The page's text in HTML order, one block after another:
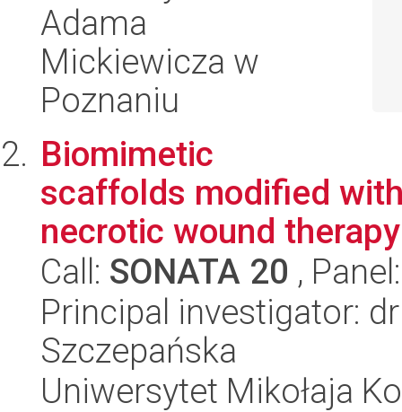
Adama
Mickiewicza w
Poznaniu
Biomimetic
scaffolds modified
necrotic wound therapy
Call: SONATA 20 ,
Principal investigator:
Szczepańska
Uniwersytet Mikołaja